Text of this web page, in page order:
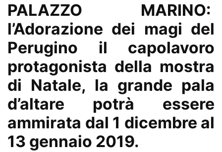
PALAZZO MARINO:
l’Adorazione dei magi del
Perugino il capolavoro
protagonista della mostra
di Natale, la grande pala
d’altare potrà essere
ammirata dal 1 dicembre al
13 gennaio 2019.